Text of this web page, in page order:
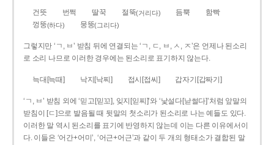
건뜻 번쩍 딸꾹 절뚝(거리다) 듬뿍
함빡
껑뚱(하다) 뭉뚱(그리다)
그렇지만 ‘ㄱ, ㅂ’ 받침 뒤에 연결되는 ‘ㄱ, ㄷ, ㅂ, ㅅ, ㅈ’은 언제나 된소리
로 소리 나므로 이러한 경우에는 된소리로 표기하지 않는다.
늑대[늑때] 낙지[낙찌] 접시[접씨] 갑자기[갑짜기]
‘ㄱ, ㅂ’ 받침 외에 ‘믿고[믿꼬], 잊지[읻찌]’와 ‘낯설다[낟썰다]’처럼 앞말의
받침이 [ㄷ]으로 발음될 때 뒷말의 첫소리가 된소리로 나는 예들도 있다.
이러한 말 역시 된소리를 표기에 반영하지 않는데 이는 다른 이유에서이
다. 이들은 ‘어간+어미’, ‘어근+어근’과 같이 두 개의 형태소가 결합된 말